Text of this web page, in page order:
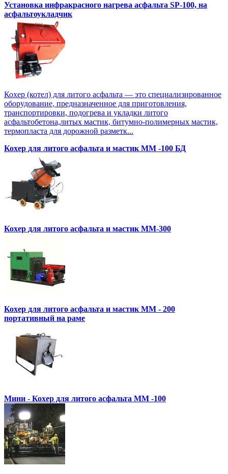
Установка инфракрасного нагрева асфальта SP-100, на
асфальтоукладчик
Кохер (котел) для литого асфальта — это специализированное
оборудование, предназначенное для приготовления,
транспортировки, подогрева и укладки литого
асфальтобетона,литых мастик, битумно-полимерных мастик,
термопласта для дорожной разметк...
Кохер для литого асфальта и мастик MM -100 БД
Кохер для литого асфальта и мастик MM-300
Кохер для литого асфальта и мастик MM - 200
портативный на раме
Мини - Кохер для литого асфальта MM -100